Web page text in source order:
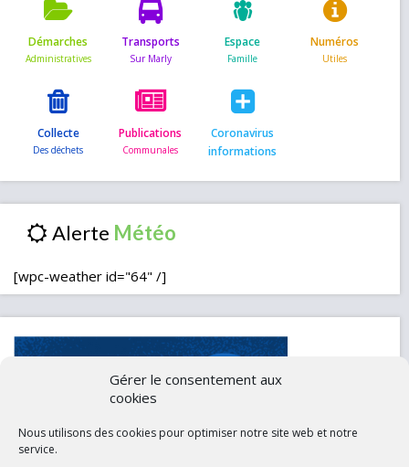
Gérer le consentement aux
cookies
Nous utilisons des cookies pour optimiser notre site web et notre
service.
Démarches Transports Espace Numéros
Collecte Publications
Coronavirus
informations
Alerte
[wpc-weather id="64" /]